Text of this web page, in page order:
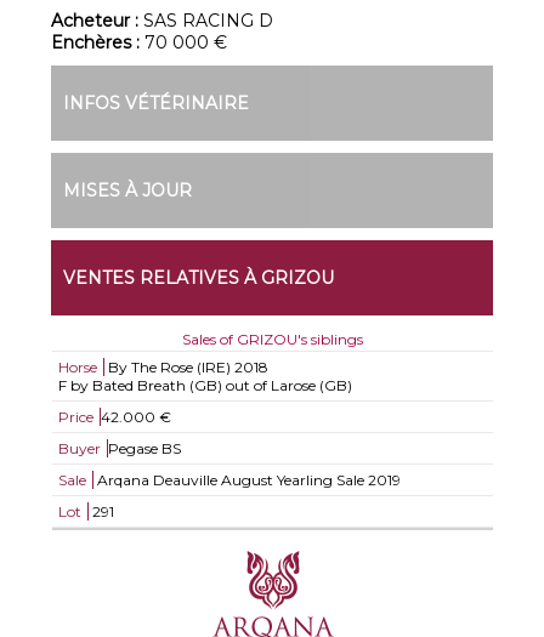
Acheteur :SAS RACING D
Enchères :70 000 €
INFOS VÉTÉRINAIRE
MISES À JOUR
VENTES RELATIVES À GRIZOU
Sales of GRIZOU's siblings
Horse
By The Rose (IRE) 2018
F by Bated Breath (GB) out of Larose (GB)
Price 42.000 €
Buyer Pegase BS
Sale
Arqana Deauville August Yearling Sale 2019
Lot
291